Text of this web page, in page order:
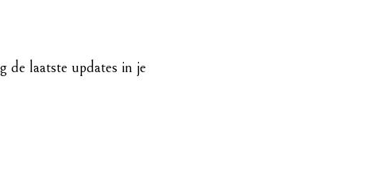
de laatste updates in je